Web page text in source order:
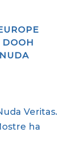
DOOH
Veritas.
ha